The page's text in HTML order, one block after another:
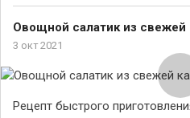
Овощной салатик из
3 окт 2021
Рецепт быстрого